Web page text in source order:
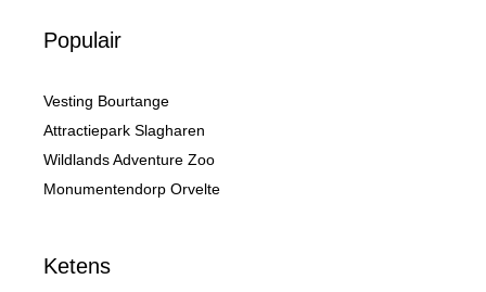
Populair
Vesting Bourtange
Attractiepark Slagharen
Wildlands Adventure Zoo
Monumentendorp Orvelte
Ketens